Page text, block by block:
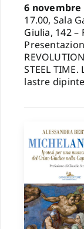
6 novembre
17.00, Sala
Giulia, 142 –
STEEL
lastre